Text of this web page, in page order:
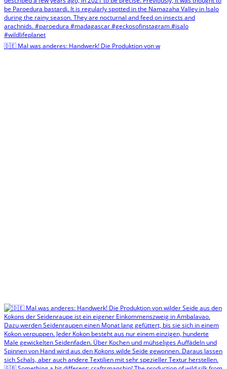
🇩🇪 Mal was anderes: Handwerk! Die Produktion von w